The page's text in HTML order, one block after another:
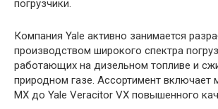
погрузчики.
Компания Yale активно занимается
производством широкого спектра
работающих на дизельном топливе и
природном газе. Ассортимент включает
MX до Yale Veracitor VX повышенного